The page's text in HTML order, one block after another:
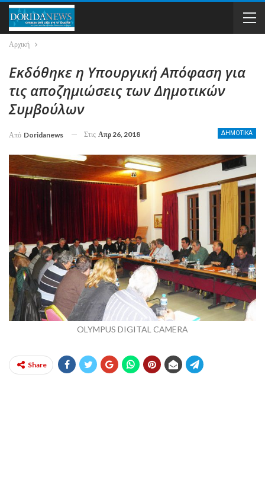
Αρχική
Εκδόθηκε η Υπουργική Απόφαση για
τις αποζημιώσεις των Δημοτικών
Συμβούλων
ΔΗΜΟΤΙΚΑ
Από Doridanews Στις Απρ 26, 2018
OLYMPUS DIGITAL CAMERA
Share